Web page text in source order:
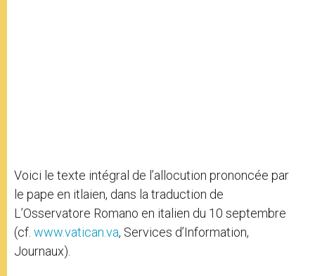
Voici le texte intégral de l’allocution prononcée par
le pape en itlaien, dans la traduction de
L’Osservatore Romano en italien du 10 septembre
(cf. www.vatican.va, Services d’Information,
Journaux).